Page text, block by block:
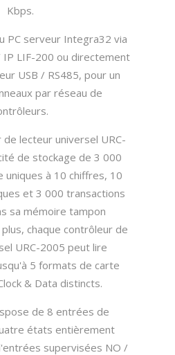
Kbps.
PC serveur Integra32 via
IP LIF-200 ou directement
USB / RS485, pour un
par réseau de
de lecteur universel URC-
de stockage de 3 000
uniques à 10 chiffres, 10
et 3 000 transactions
sa mémoire tampon
chaque contrôleur de
URC-2005 peut lire
5 formats de carte
& Data distincts.
de 8 entrées de
états entièrement
supervisées NO /